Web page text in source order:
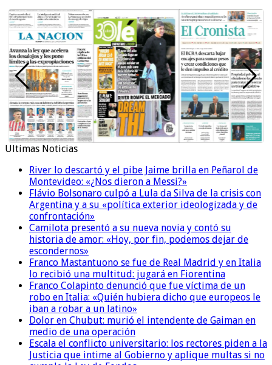
Ultimas Noticias
River lo descartó y el pibe Jaime brilla en Peñarol de
Montevideo: «¿Nos dieron a Messi?»
Flávio Bolsonaro culpó a Lula da Silva de la crisis con
Argentina y a su «política exterior ideologizada y de
confrontación»
Camilota presentó a su nueva novia y contó su
historia de amor: «Hoy, por fin, podemos dejar de
escondernos»
Franco Mastantuono se fue de Real Madrid y en Italia
lo recibió una multitud: jugará en Fiorentina
Franco Colapinto denunció que fue víctima de un
robo en Italia: «Quién hubiera dicho que europeos le
iban a robar a un latino»
Dolor en Chubut: murió el intendente de Gaiman en
medio de una operación
Escala el conflicto universitario: los rectores piden a la
Justicia que intime al Gobierno y aplique multas si no